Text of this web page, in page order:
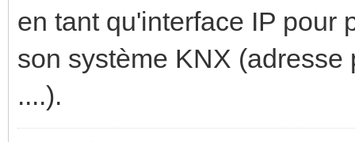
en tant qu'interface IP pour
son système KNX
....).